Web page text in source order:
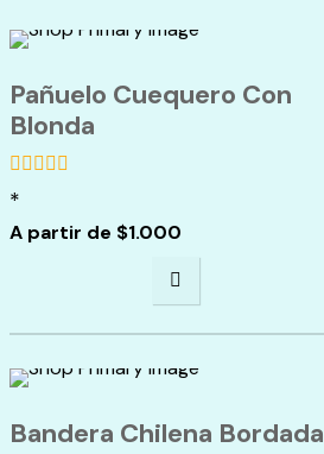
Pañuelo Cuequero Con
Blonda
de
5
*
A partir de $1.000
Bandera Chilena Bordada